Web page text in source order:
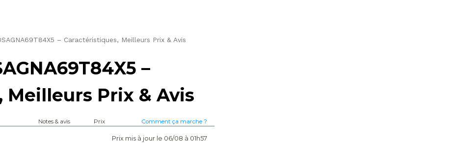
– Caractéristiques, Meilleurs Prix & Avis
–
Meilleurs Prix & Avis
Notes & avis Prix Comment ça marche ?
Prix mis à jour le 06/08 à 01h57